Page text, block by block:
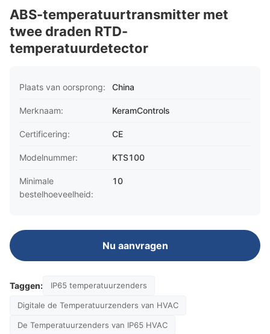
ABS-temperatuurtransmitter met
twee draden RTD-
temperatuurdetector
Plaats van oorsprong: China
Merknaam: KeramControls
Certificering: CE
Modelnummer: KTS100
Minimale
bestelhoeveelheid:
10
Nu aanvragen
Taggen: IP65 temperatuurzenders
Digitale de Temperatuurzenders van HVAC
De Temperatuurzenders van IP65 HVAC